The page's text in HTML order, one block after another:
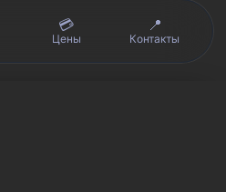
💳
Цены
📍
Контакты